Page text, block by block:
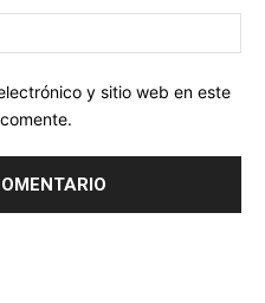
y sitio web en este